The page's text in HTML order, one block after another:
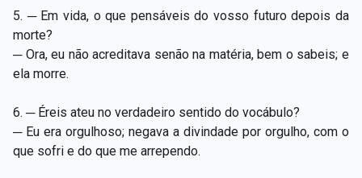
5. ─ Em vida, o que pensáveis do vosso futuro depois da
morte?
─ Ora, eu não acreditava senão na matéria, bem o sabeis; e
ela morre.
6. ─ Éreis ateu no verdadeiro sentido do vocábulo?
─ Eu era orgulhoso; negava a divindade por orgulho, com o
que sofri e do que me arrependo.